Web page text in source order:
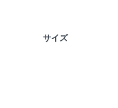
サイズ